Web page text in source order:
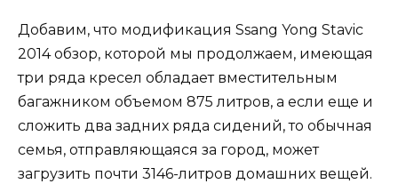
Добавим, что модификация Ssang Yong Stavic
2014 обзор, которой мы продолжаем, имеющая
три ряда кресел обладает вместительным
багажником объемом 875 литров, а если еще и
сложить два задних ряда сидений, то обычная
семья, отправляющаяся за город, может
загрузить почти 3146-литров домашних вещей.